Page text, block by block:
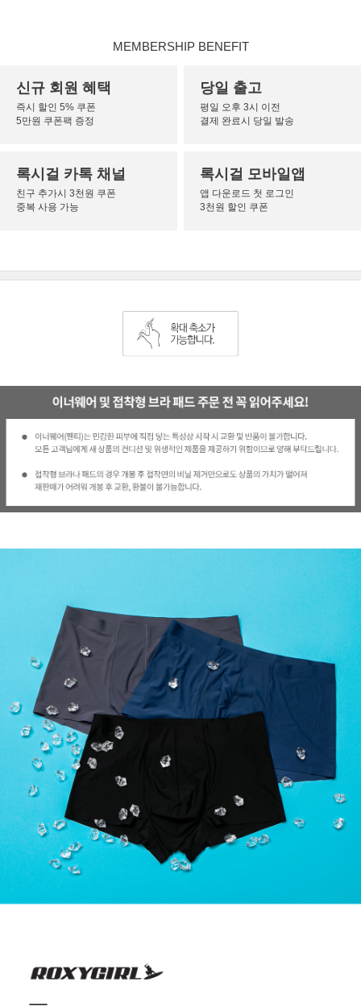
MEMBERSHIP BENEFIT
신규 회원 혜택
즉시 할인 5% 쿠폰
5만원 쿠폰팩 증정
당일 출고
평일 오후 3시 이전
결제 완료시 당일 발송
록시걸 카톡 채널
친구 추가시 3천원 쿠폰
중복 사용 가능
록시걸 모바일앱
앱 다운로드 첫 로그인
3천원 할인 쿠폰